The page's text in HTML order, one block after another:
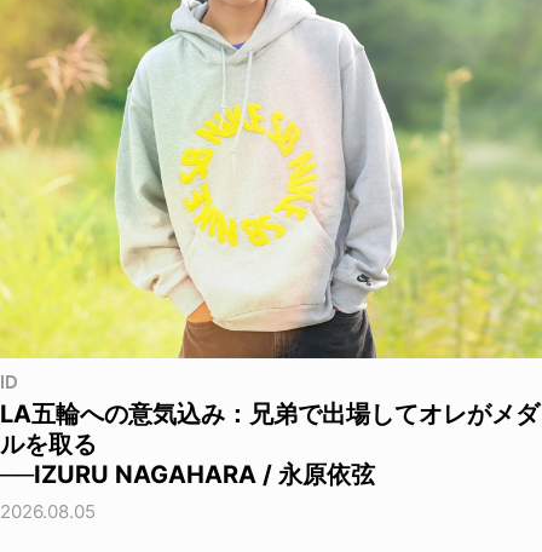
ID
LA五輪への意気込み：兄弟で出場してオレがメダ
ルを取る
──IZURU NAGAHARA / 永原依弦
2026.08.05